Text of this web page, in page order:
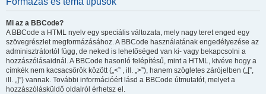
Mi az a BBCode?
A BBCode a HTML nyelv egy speciális változata, mely nagy teret enged egy
szövegrészlet megformázásához. A BBCode használatának engedélyezése az
adminisztrátortól függ, de neked is lehetőséged van ki- vagy bekapcsolni a
hozzászólásaidnál. A BBCode hasonló felépítésű, mint a HTML, kivéve hogy a
címkék nem kacsacsőrök között („<” , ill. „>”), hanem szögletes zárójelben („[”,
ill. „]”) vannak. További információért lásd a BBCode útmutatót, melyet a
hozzászólásküldő oldalról érhetsz el.